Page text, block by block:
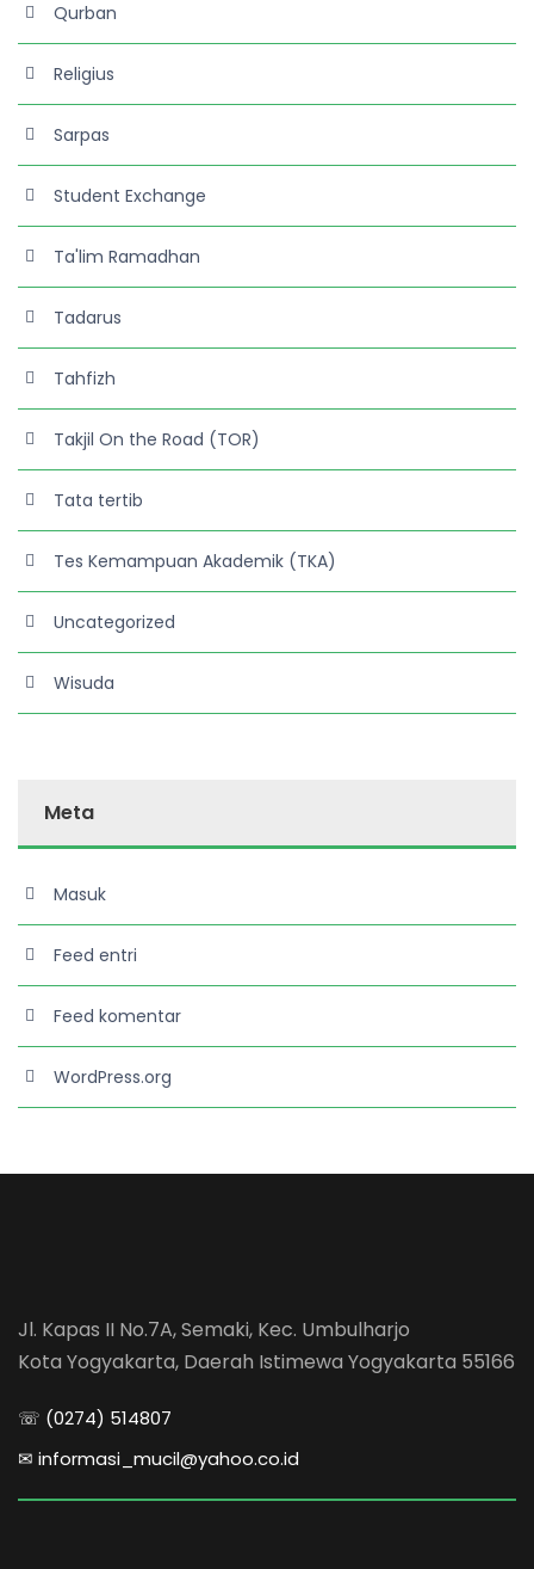
Qurban
Religius
Sarpas
Student Exchange
Ta'lim Ramadhan
Tadarus
Tahfizh
Takjil On the Road (TOR)
Tata tertib
Tes Kemampuan Akademik (TKA)
Uncategorized
Wisuda
Meta
Masuk
Feed entri
Feed komentar
WordPress.org
Jl. Kapas II No.7A, Semaki, Kec. Umbulharjo
Kota Yogyakarta, Daerah Istimewa Yogyakarta 55166
☏ (0274) 514807
✉ informasi_mucil@yahoo.co.id